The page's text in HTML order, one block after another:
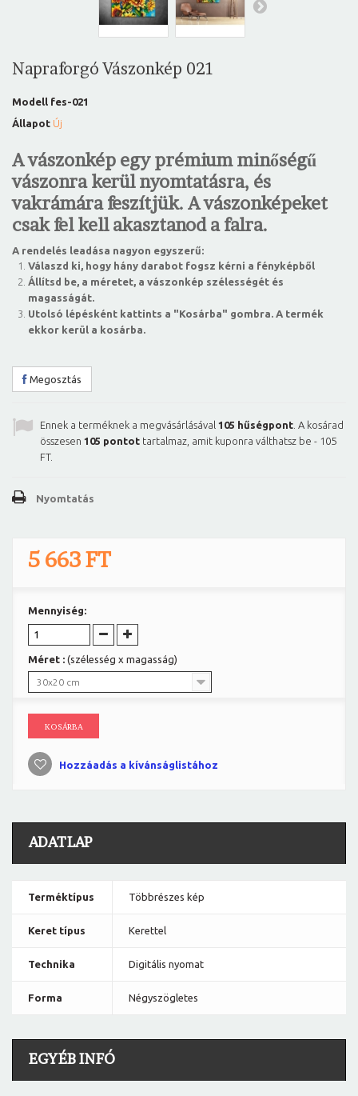
Napraforgó Vászonkép 021
Modell fes-021
Állapot Új
A vászonkép egy prémium minőségű
vászonra kerül nyomtatásra, és
vakrámára feszítjük. A vászonképeket
csak fel kell akasztanod a falra.
A rendelés leadása nagyon egyszerű:
Válaszd ki, hogy hány darabot fogsz kérni a fényképből
Állítsd be, a méretet, a vászonkép szélességét és
magasságát.
Utolsó lépésként kattints a "Kosárba" gombra. A termék
ekkor kerül a kosárba.
Megosztás
Ennek a terméknek a megvásárlásával 105 hűségpont . A kosárad
összesen 105 pontot tartalmaz, amit kuponra válthatsz be - 105
FT.
Nyomtatás
5 663 FT
Mennyiség:
Méret : (szélesség x magasság)
30x20 cm
KOSÁRBA
Hozzáadás a kívánságlistához
ADATLAP
Terméktípus Többrészes kép
Keret típus Kerettel
Technika Digitális nyomat
Forma Négyszögletes
EGYÉB INFÓ